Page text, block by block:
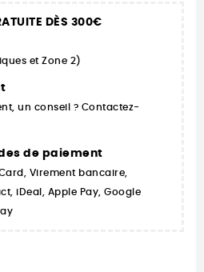
DÈS 300€
et Zone 2)
un conseil ? Contactez-
de paiement
Virement bancaire,
iDeal, Apple Pay, Google